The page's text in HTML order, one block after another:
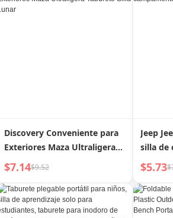
Discovery Conveniente para
Exteriores Maza Ultraligera
Taburete Silla Lunar
$7.14$9.52
Jeep
silla de
al aire
$5.73